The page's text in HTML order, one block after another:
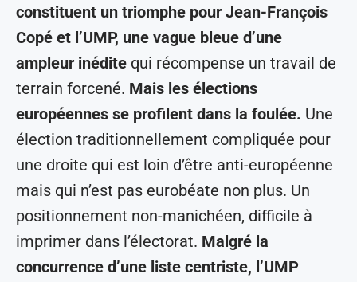
constituent un triomphe pour Jean-François
Copé et l’UMP, une vague bleue d’une
ampleur inédite qui récompense un travail de
terrain forcené. Mais les élections
européennes se profilent dans la foulée. Une
élection traditionnellement compliquée pour
une droite qui est loin d’être anti-européenne
mais qui n’est pas eurobéate non plus. Un
positionnement non-manichéen, difficile à
imprimer dans l’électorat. Malgré la
concurrence d’une liste centriste, l’UMP